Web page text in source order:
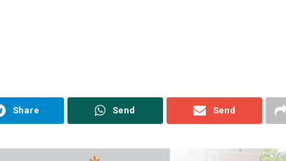
Share Send Send